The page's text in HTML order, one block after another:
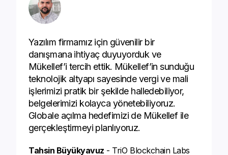
Yazılım firmamız için güvenilir bir
danışmana ihtiyaç duyuyorduk ve
Mükellef’i tercih ettik. Mükellef’in sunduğu
teknolojik altyapı sayesinde vergi ve mali
işlerimizi pratik bir şekilde halledebiliyor,
belgelerimizi kolayca yönetebiliyoruz.
Globale açılma hedefimizi de Mükellef ile
gerçekleştirmeyi planlıyoruz.
Tahsin Büyükyavuz - TriO Blockchain Labs